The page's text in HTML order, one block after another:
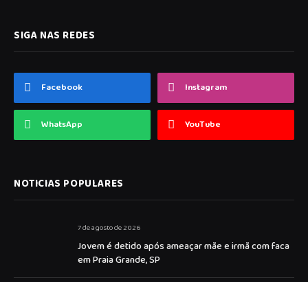
SIGA NAS REDES
Facebook Instagram
WhatsApp YouTube
NOTICIAS POPULARES
7 de agosto de 2026
Jovem é detido após ameaçar mãe e irmã com faca
em Praia Grande, SP